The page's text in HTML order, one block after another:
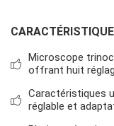
Microscope
offrant huit
Caractéristiques
réglable et